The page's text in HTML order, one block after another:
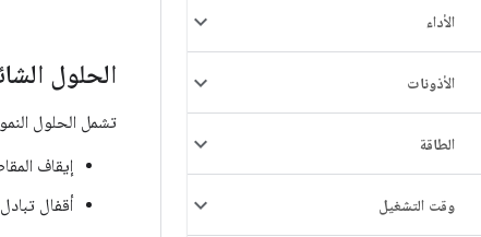
الأداء
الأذونات
الطاقة
وقت التشغيل
الحلول
تشمل الحلول
إيقاف
أقفال